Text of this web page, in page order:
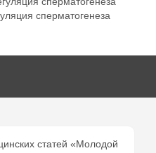
сперматогенеза
статей «Молодой